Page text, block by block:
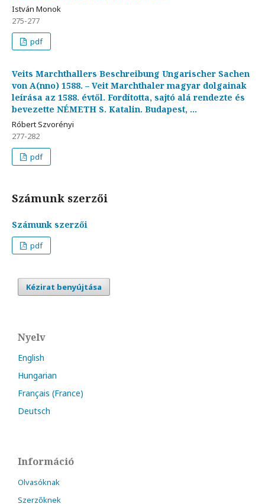
István Monok
275-277
pdf
Veits Marchthallers Beschreibung Ungarischer Sachen
von A(nno) 1588. – Veit Marchthaler magyar dolgainak
leírása az 1588. évtől. Fordította, sajtó alá rendezte és
bevezette NÉMETH S. Katalin. Budapest, ...
Róbert Szvorényi
277-282
pdf
Számunk szerzői
Számunk szerzői
pdf
Kézirat benyújtása
Nyelv
English
Hungarian
Français (France)
Deutsch
Információ
Olvasóknak
Szerzőknek